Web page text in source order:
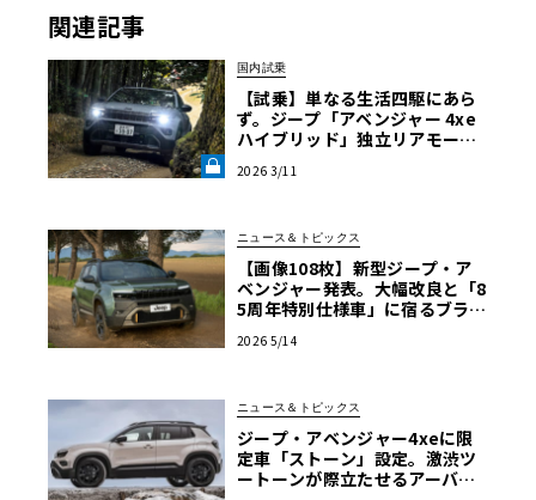
関連記事
国内試乗
【試乗】単なる生活四駆にあら
ず。ジープ「アベンジャー 4xe
ハイブリッド」独立リアモータ
物”の真価《LE VOLANT LAB》
2026 3/11
ニュース＆トピックス
【画像108枚】新型ジープ・ア
ベンジャー発表。大幅改良と「8
5周年特別仕様車」に宿るブラン
2026 5/14
ニュース＆トピックス
ジープ・アベンジャー4xeに限
定車「ストーン」設定。激渋ツ
ートーンが際立たせるアーバン